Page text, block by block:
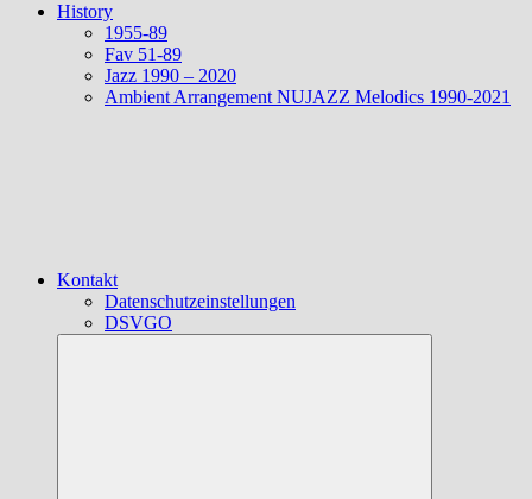
History
1955-89
Fav 51-89
Jazz 1990 – 2020
Ambient Arrangement NUJAZZ Melodics 1990-2021
Kontakt
Datenschutzeinstellungen
DSVGO